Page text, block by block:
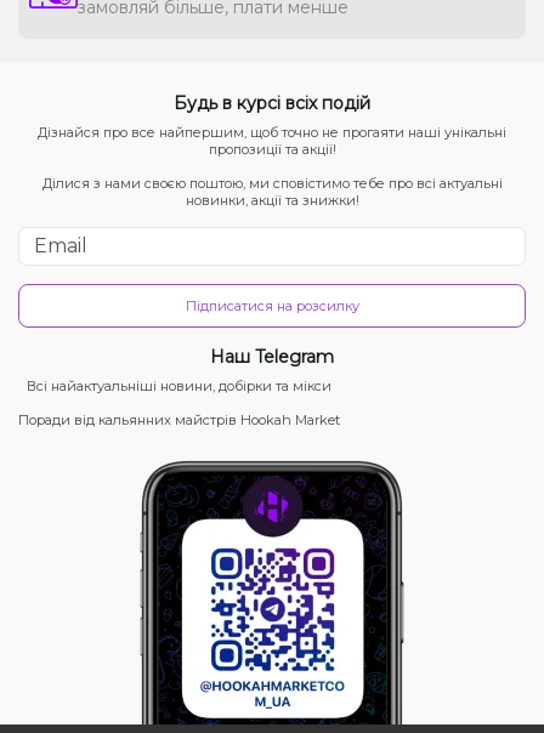
замовляй більше, плати менше
Будь в курсі всіх подій
Дізнайся про все найпершим, щоб точно не прогаяти наші унікальні
пропозиції та акції!
Ділися з нами своєю поштою, ми сповістимо тебе про всі актуальні
новинки, акції та знижки!
Підписатися на розсилку
Наш Telegram
Всі найактуальніші новини, добірки та мікси
Поради від кальянних майстрів Hookah Market